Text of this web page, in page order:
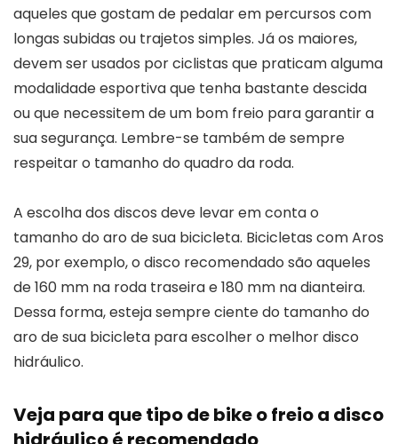
aqueles que gostam de pedalar em percursos com
longas subidas ou trajetos simples. Já os maiores,
devem ser usados por ciclistas que praticam alguma
modalidade esportiva que tenha bastante descida
ou que necessitem de um bom freio para garantir a
sua segurança. Lembre-se também de sempre
respeitar o tamanho do quadro da roda.
A escolha dos discos deve levar em conta o
tamanho do aro de sua bicicleta. Bicicletas com Aros
29, por exemplo, o disco recomendado são aqueles
de 160 mm na roda traseira e 180 mm na dianteira.
Dessa forma, esteja sempre ciente do tamanho do
aro de sua bicicleta para escolher o melhor disco
hidráulico.
Veja para que tipo de bike o freio a disco